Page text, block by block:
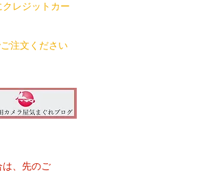
レジットカー
注文ください
、先のご